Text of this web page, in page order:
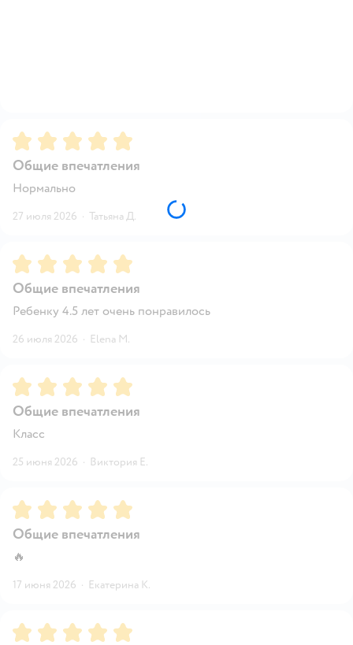
Рейтинг:5
Общие впечатления
Нормально
27 июля 2026 · Татьяна Д.
Рейтинг:5
Общие впечатления
Ребенку 4.5 лет очень понравилось
26 июля 2026 · Elena M.
Рейтинг:5
Общие впечатления
Класс
25 июня 2026 · Виктория Е.
Рейтинг:5
Общие впечатления
🔥
17 июня 2026 · Екатерина К.
Рейтинг:5